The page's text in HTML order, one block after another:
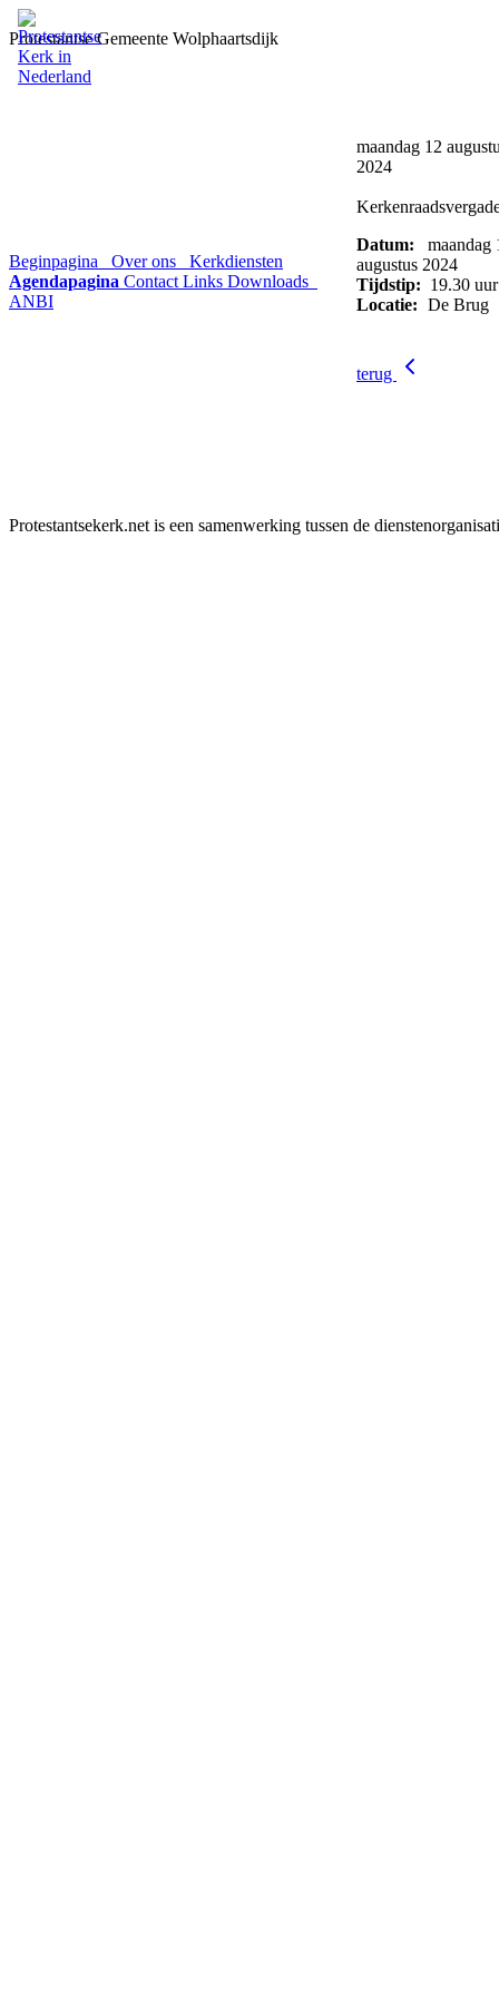
Protestantse Gemeente Wolphaartsdijk
Beginpagina Over ons
Kerkdiensten
Agendapagina Contact Links Downloads
ANBI
maandag 12
2024
Datum:
maandag
augustus 2024
Tijdstip: 19.30 uur
Locatie: De Brug
terug
Protestantsekerk.net is een samenwerking tussen de